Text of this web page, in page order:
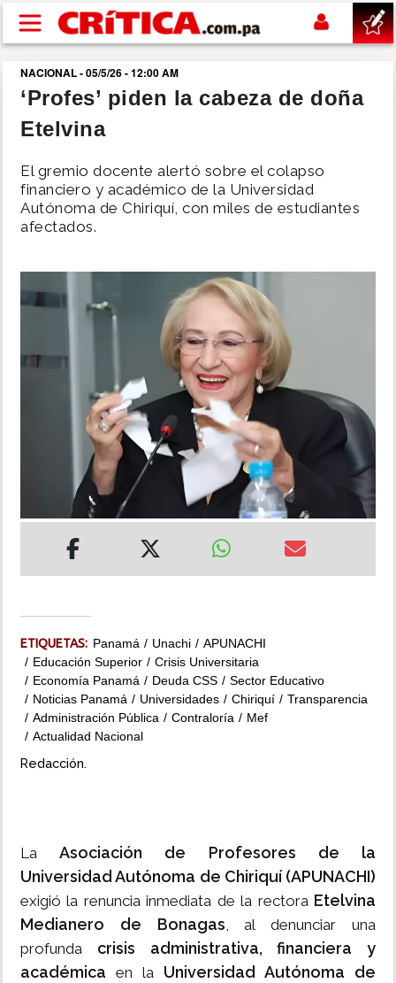
Pasar al contenido principal
buscar
SUCESOS
NACIONAL
POLÍTICA
MULTIMEDIA
NACIONAL - 05/5/26 - 12:00 AM
‘Profes’ piden la cabeza de doña
Etelvina
El gremio docente alertó sobre el colapso
financiero y académico de la Universidad
Autónoma de Chiriquí, con miles de estudiantes
afectados.
ETIQUETAS: Panamá Unachi
APUNACHI
Educación Superior
Crisis Universitaria
Economía Panamá
Deuda CSS
Sector Educativo
Noticias Panamá
Universidades Chiriquí
Transparencia
Administración Pública
Contraloría
Mef
Actualidad Nacional
Redacción.
LaAsociación de Profesores de la
Universidad Autónoma de Chiriquí (APUNACHI)
exigió la renuncia inmediata de la rectora Etelvina
Medianero de Bonagas, al denunciar una
profunda crisis administrativa, financiera y
académica en la Universidad Autónoma de